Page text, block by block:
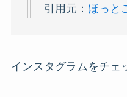
引用元： ほっと
インスタグラムをチェ